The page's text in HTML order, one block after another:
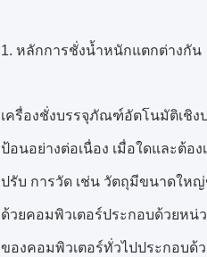
1. หลักการชั่งน้ำหนักแตกต่างกัน
เครื่องชั่งบรรจุภัณฑ์อัตโนมัติเชิ
ป้อนอย่างต่อเนื่อง เมื่อใดและต้
ปรับ การวัด เช่น วัตถุมีขนาดให
ด้วยคอมพิวเตอร์ประกอบด้วยหน่
ของคอมพิวเตอร์ทั่วไปประกอบด้